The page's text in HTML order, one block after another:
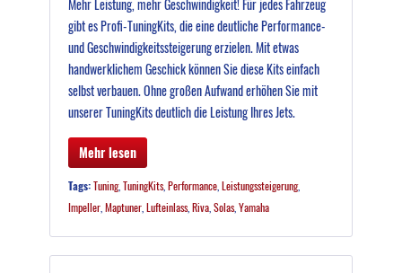
Mehr Leistung, mehr Geschwindigkeit! Für jedes Fahrzeug
gibt es Profi-TuningKits, die eine deutliche Performance-
und Geschwindigkeitssteigerung erzielen. Mit etwas
handwerklichem Geschick können Sie diese Kits einfach
selbst verbauen. Ohne großen Aufwand erhöhen Sie mit
unserer TuningKits deutlich die Leistung Ihres Jets.
Mehr lesen
Tags:Tuning, TuningKits, Performance, Leistungssteigerung,
Impeller, Maptuner, Lufteinlass, Riva, Solas, Yamaha